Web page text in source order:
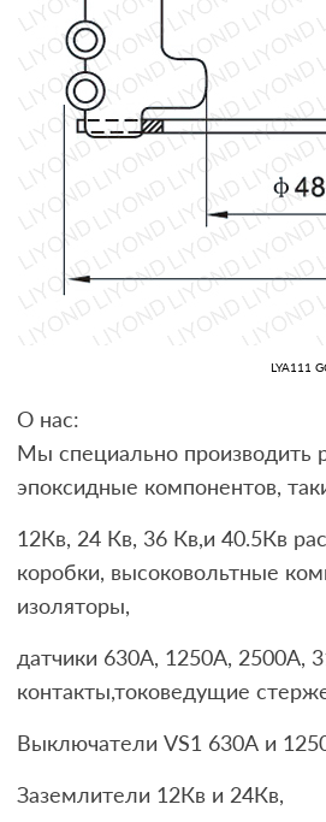
LYA111
О нас:
Мы специально производить
эпоксидные компонентов,
12Кв, 24 Кв, 36 Кв,и 40.5Кв
коробки, высоковольтные
изоляторы,
датчики 630А, 1250A, 2500А,
контакты,токоведущие
Выключатели VS1 630А и
Заземлители 12Кв и 24Кв,